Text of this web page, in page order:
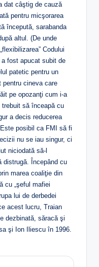
dat câştig de cauză
pentru micşorarea
începută, sarabanda
altul. (De unde
Codului
a fost apucat subit de
patetic pentru un
pentru cineva care
pe opozanţi cum i-a
să înceapă cu
a decis reducerea
posibil ca FMI să fi
nu se iau singur, ci
niciodată să-l
distrugă. Începând cu
marea coaliţie din
cu „şeful mafiei
lui de derbedei
acest lucru, Traian
dezbinată, săracă şi
şi Ion Iliescu în 1996.